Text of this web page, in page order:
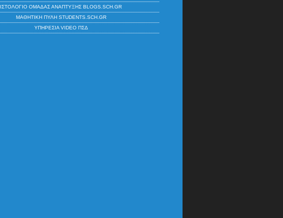
ΙΣΤΟΛΌΓΙΟ ΟΜΆΔΑΣ ΑΝΆΠΤΥΞΗΣ BLOGS.SCH.GR
ΜΑΘΗΤΙΚΉ ΠΎΛΗ STUDENTS.SCH.GR
ΥΠΗΡΕΣΊΑ VIDEO ΠΣΔ